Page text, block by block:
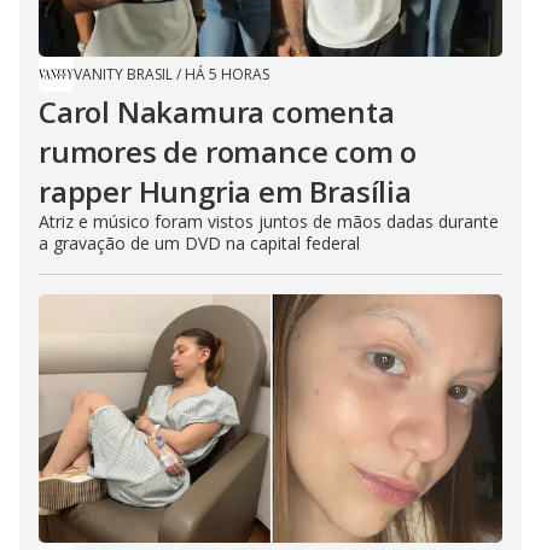
VANITY BRASIL/ HÁ 5 HORAS
Carol Nakamura comenta
rumores de romance com o
rapper Hungria em Brasília
Atriz e músico foram vistos juntos de mãos dadas durante
a gravação de um DVD na capital federal